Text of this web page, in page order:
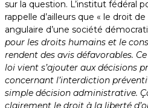
sur la question. L’institut fédéral
rappelle d’ailleurs que « le droit
angulaire d’une société
pour les droits humains et le
rendent des avis défavorables.
loi vient s’ajouter aux décisions
concernant l’interdiction
simple décision administrative.
clairement le droit à la liberté